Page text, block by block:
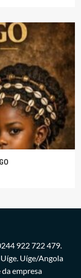
922 722 479.
Uíge/Angola
empresa